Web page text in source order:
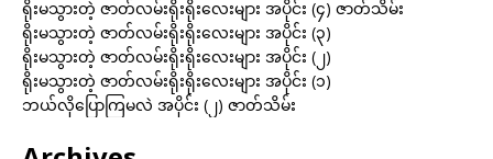
ရိုးမသွားတဲ့ ဇာတ်လမ်းရိုးရိုးလေးများ အပိုင်း (၄) ဇာတ်သိမ်း
ရိုးမသွားတဲ့ ဇာတ်လမ်းရိုးရိုးလေးများ အပိုင်း (၃)
ရိုးမသွားတဲ့ ဇာတ်လမ်းရိုးရိုးလေးများ အပိုင်း (၂)
ရိုးမသွားတဲ့ ဇာတ်လမ်းရိုးရိုးလေးများ အပိုင်း (၁)
ဘယ်လိုပြောကြမလဲ အပိုင်း (၂) ဇာတ်သိမ်း